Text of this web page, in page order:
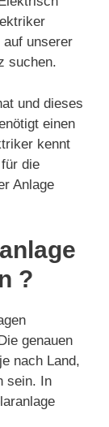
auf unserer
suchen.
und dieses
einen
kennt
die
Anlage
?
genauen
nach Land,
sein. In